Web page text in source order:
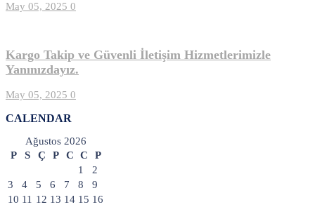
May 05, 2025 0
Kargo Takip ve Güvenli İletişim Hizmetlerimizle
Yanınızdayız.
May 05, 2025 0
CALENDAR
Ağustos 2026
P
S Ç P C C
P
1
2
3
4 5 6 7 8
9
10 11 12 13 14 15 16